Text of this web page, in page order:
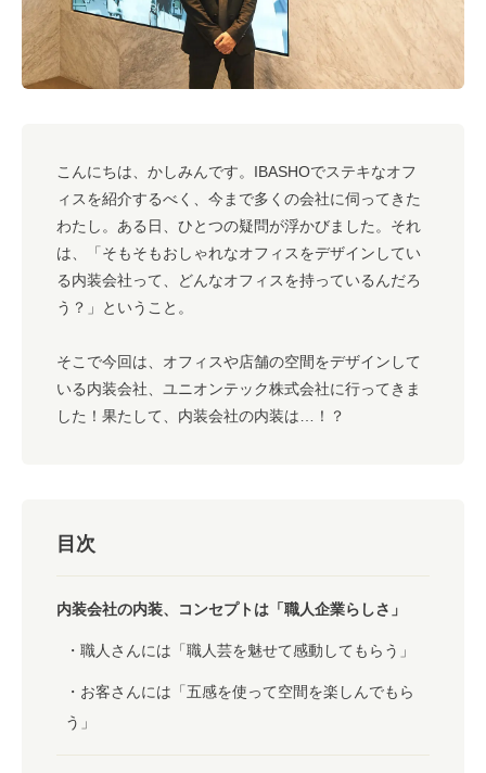
こんにちは、かしみんです。IBASHOでステキなオフ
ィスを紹介するべく、今まで多くの会社に伺ってきた
わたし。ある日、ひとつの疑問が浮かびました。それ
は、「そもそもおしゃれなオフィスをデザインしてい
る内装会社って、どんなオフィスを持っているんだろ
う？」ということ。
そこで今回は、オフィスや店舗の空間をデザインして
いる内装会社、ユニオンテック株式会社に行ってきま
した！果たして、内装会社の内装は…！？
目次
内装会社の内装、コンセプトは「職人企業らしさ」
職人さんには「職人芸を魅せて感動してもらう」
お客さんには「五感を使って空間を楽しんでもら
う」